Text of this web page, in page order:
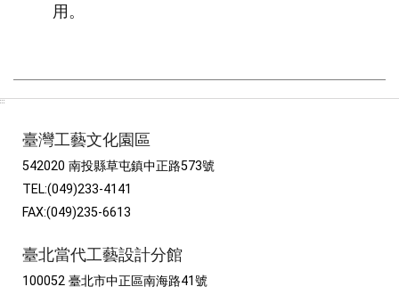
用。
:::
臺灣工藝文化園區
542020 南投縣草屯鎮中正路573號
TEL:(049)233-4141
FAX:(049)235-6613
臺北當代工藝設計分館
100052 臺北市中正區南海路41號